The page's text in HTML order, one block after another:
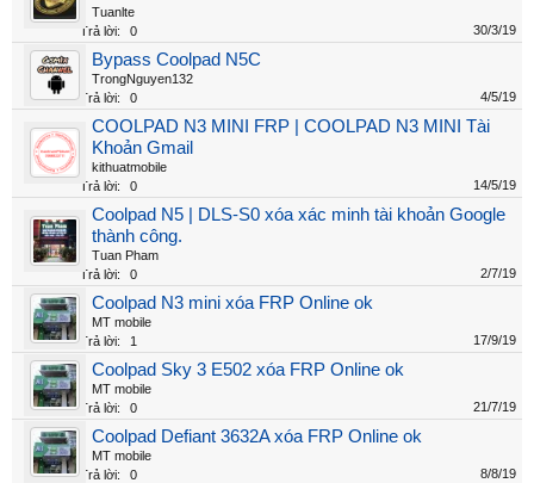
Tuanlte
Trả lời:
0 30/3/19
Bypass Coolpad N5C
TrongNguyen132
Trả lời:
0 4/5/19
COOLPAD N3 MINI FRP | COOLPAD N3 MINI Tài
Khoản Gmail
kithuatmobile
Trả lời:
0 14/5/19
Coolpad N5 | DLS-S0 xóa xác minh tài khoản Google
thành công.
Tuan Pham
Trả lời:
0 2/7/19
Coolpad N3 mini xóa FRP Online ok
MT mobile
Trả lời:
1 17/9/19
Coolpad Sky 3 E502 xóa FRP Online ok
MT mobile
Trả lời:
0 21/7/19
Coolpad Defiant 3632A xóa FRP Online ok
MT mobile
Trả lời:
0 8/8/19